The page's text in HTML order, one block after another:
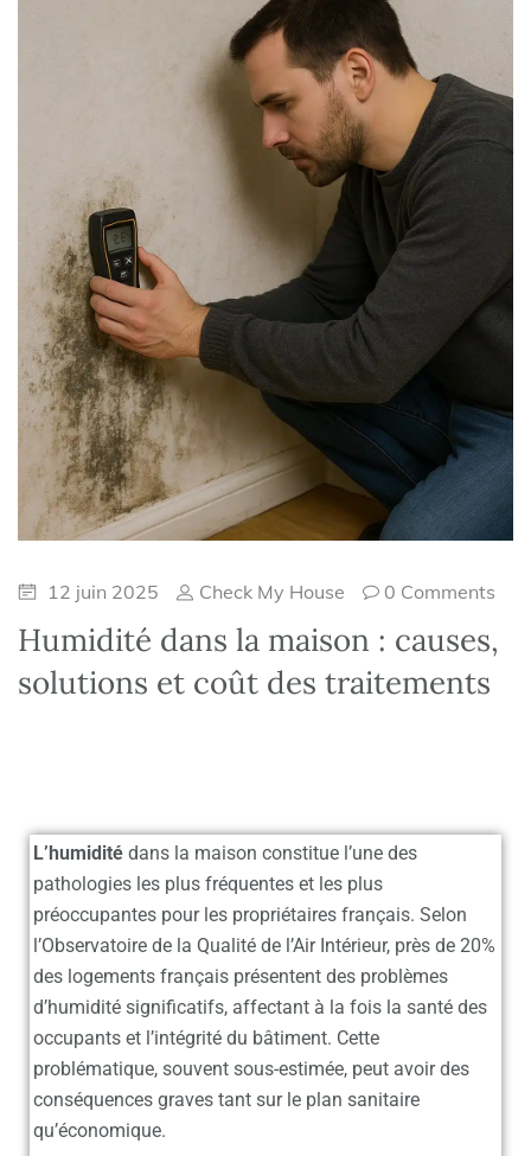
12 juin 2025 Check My House 0 Comments
Humidité dans la maison : causes,
solutions et coût des traitements
L’humidité dans la maison constitue l’une des
pathologies les plus fréquentes et les plus
préoccupantes pour les propriétaires français. Selon
l’Observatoire de la Qualité de l’Air Intérieur, près de 20%
des logements français présentent des problèmes
d’humidité significatifs, affectant à la fois la santé des
occupants et l’intégrité du bâtiment. Cette
problématique, souvent sous-estimée, peut avoir des
conséquences graves tant sur le plan sanitaire
qu’économique.